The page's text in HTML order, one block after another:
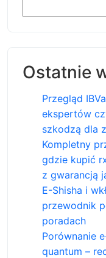
Ostatnie
Przegląd
ekspertów
szkodzą dla
Kompletny
gdzie kupić
z gwarancją
E-Shisha i
przewodnik
poradach
Porównanie
quantum –